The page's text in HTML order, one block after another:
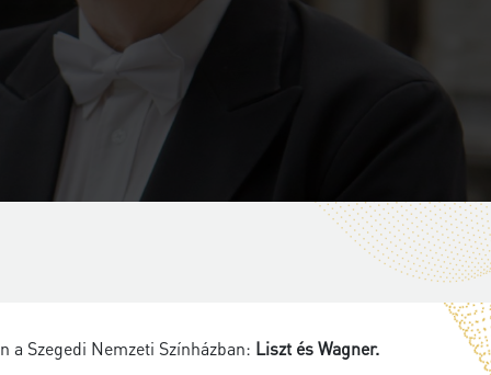
Szegedi Nemzeti Színházban: Liszt és Wagner.